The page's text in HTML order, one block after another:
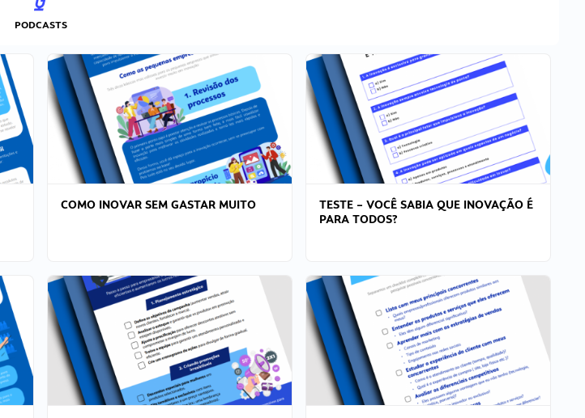
PODCASTS
COMO INOVAR SEM GASTAR MUITO
TESTE – VOCÊ SABIA QUE INOVAÇÃO É
PARA TODOS?